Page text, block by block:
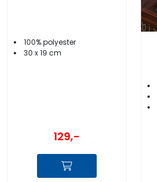
100% polyester
30 x 19 cm
129,-